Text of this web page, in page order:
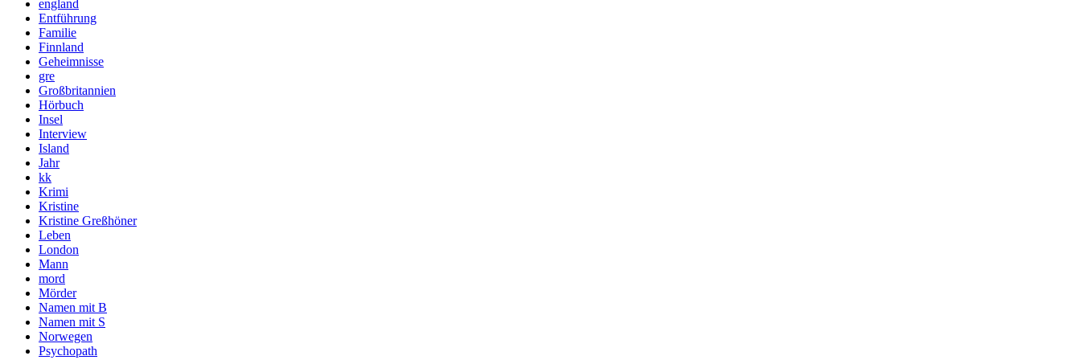
england
Entführung
Familie
Finnland
Geheimnisse
gre
Großbritannien
Hörbuch
Insel
Interview
Island
Jahr
kk
Krimi
Kristine
Kristine Greßhöner
Leben
London
Mann
mord
Mörder
Namen mit B
Namen mit S
Norwegen
Psychopath